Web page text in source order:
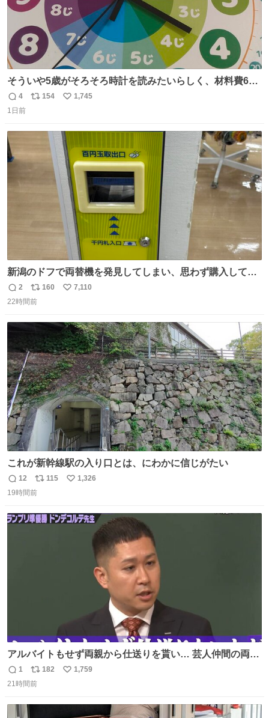
そういや5歳がそろそろ時計を読みたいらしく、材料費600
円で作れる知育時計作ってみた！ めっちゃ簡単！ ありがと
う先人！
返
信
4
リ
数
154
い
数
1,745
1日前
新潟のドフで両替機を発見してしまい、思わず購入してし
まい大阪に発送するイベントが発生
返
信
2
リ
ポ
ト
数
160
い
数
7,110
22時間前
これが新幹線駅の入り口とは、にわかに信じがたい
返
信
12
リ
ポ
ト
115
い
数
1,326
19時間前
アルバイトもせず両親から仕送りを貰い… 芸人仲間の両親
のスネまでかじる!? ドンデコルテ銀次⚡️ 無料見逃し配信は
こちらから ▶︎abema.go.link/gBLVb ◤しくじり先生
@akmllube0617
返
信
1
リ
ポ
182
い
1,759
21時間前